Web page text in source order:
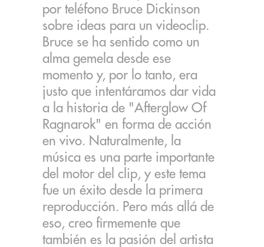
por teléfono Bruce Dickinson
sobre ideas para un videoclip.
Bruce se ha sentido como un
alma gemela desde ese
momento y, por lo tanto, era
justo que intentáramos dar vida
a la historia de "Afterglow Of
Ragnarok" en forma de acción
en vivo. Naturalmente, la
música es una parte importante
del motor del clip, y este tema
fue un éxito desde la primera
reproducción. Pero más allá de
eso, creo firmemente que
también es la pasión del artista